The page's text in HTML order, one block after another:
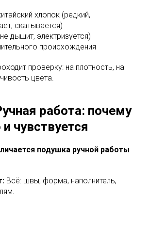
хлопок (редкий,
скатывается)
дышит, электризуется)
происхождения
проверку: на плотность, на
цвета.
работа: почему
чувствуется
подушка ручной работы
Всё: швы, форма, наполнитель,